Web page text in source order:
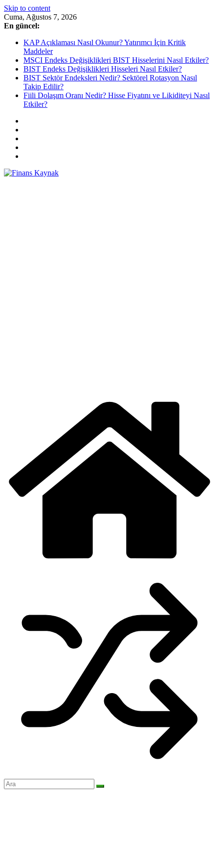
Skip to content
Cuma, Ağustos 7, 2026
En güncel:
KAP Açıklaması Nasıl Okunur? Yatırımcı İçin Kritik
Maddeler
MSCI Endeks Değişiklikleri BIST Hisselerini Nasıl Etkiler?
BIST Endeks Değişiklikleri Hisseleri Nasıl Etkiler?
BIST Sektör Endeksleri Nedir? Sektörel Rotasyon Nasıl
Takip Edilir?
Fiili Dolaşım Oranı Nedir? Hisse Fiyatını ve Likiditeyi Nasıl
Etkiler?